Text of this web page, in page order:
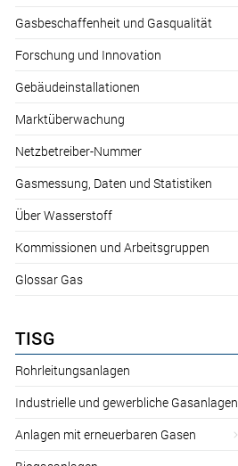
Gasbeschaffenheit und Gasqualität
Forschung und Innovation
Gebäudeinstallationen
Marktüberwachung
Netzbetreiber-Nummer
Gasmessung, Daten und Statistiken
Über Wasserstoff
Kommissionen und Arbeitsgruppen
Glossar Gas
TISG
Rohrleitungsanlagen
Industrielle und gewerbliche Gasanlagen
Anlagen mit erneuerbaren Gasen